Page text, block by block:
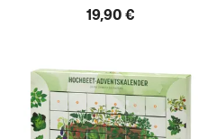
19,90 €